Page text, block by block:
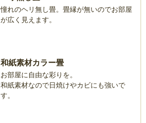
憧れのヘリ無し畳。畳縁が無いのでお部屋
が広く見えます。
和紙素材カラー畳
お部屋に自由な彩りを。
和紙素材なので日焼けやカビにも強いで
す。